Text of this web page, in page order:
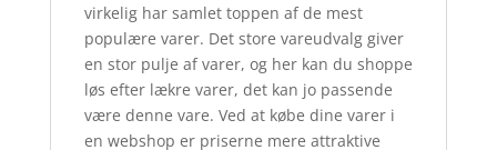
virkelig har samlet toppen af de mest
populære varer. Det store vareudvalg giver
en stor pulje af varer, og her kan du shoppe
løs efter lækre varer, det kan jo passende
være denne vare. Ved at købe dine varer i
en webshop er priserne mere attraktive